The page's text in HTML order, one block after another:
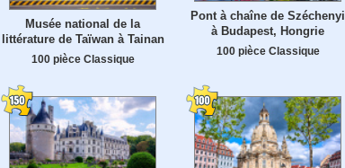
Musée national de la
littérature de Taïwan à Tainan
100 pièce Classique
Pont à chaîne de Széchenyi
à Budapest, Hongrie
100 pièce Classique